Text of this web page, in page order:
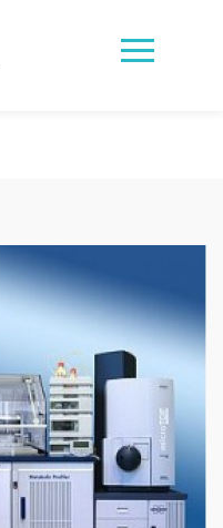
iQMedix